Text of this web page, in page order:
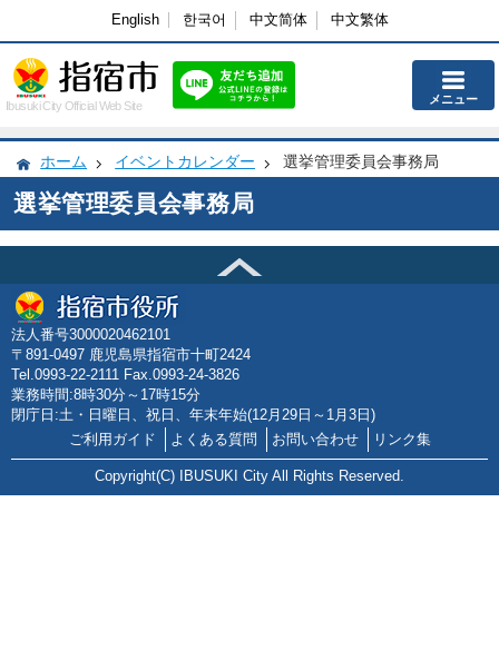
English 한국어 中文简体 中文繁体
Ibusuki City Official Web Site メニュー
ホーム イベントカレンダー 選挙管理委員会事務局
選挙管理委員会事務局
法人番号3000020462101
〒891-0497 鹿児島県指宿市十町2424
Tel.0993-22-2111 Fax.0993-24-3826
業務時間:8時30分～17時15分
閉庁日:土・日曜日、祝日、年末年始(12月29日～1月3日)
ご利用ガイド
よくある質問 お問い合わせ リンク集
Copyright(C) IBUSUKI City All Rights Reserved.